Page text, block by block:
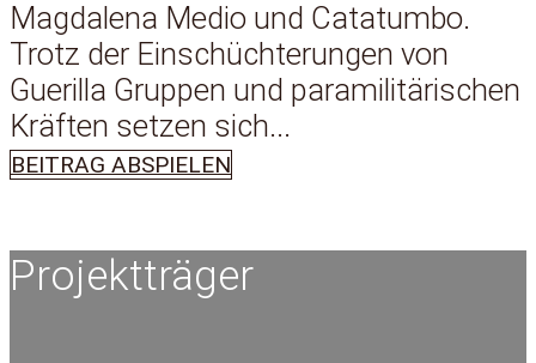
Magdalena Medio und Catatumbo.
Trotz der Einschüchterungen von
Guerilla Gruppen und paramilitärischen
Kräften setzen sich...
BEITRAG ABSPIELEN
Projektträger